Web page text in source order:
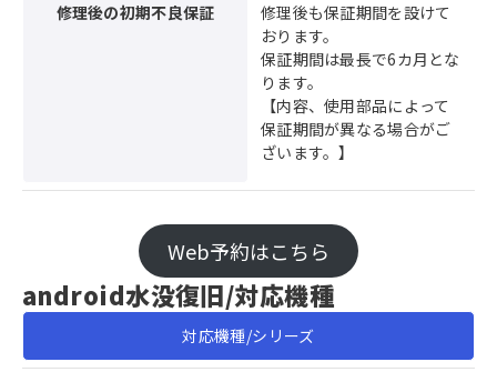
修理後の初期不良保証
修理後も保証期間を設けて
おります。
保証期間は最長で6カ月とな
ります。
【内容、使用部品によって
保証期間が異なる場合がご
ざいます。】
Web予約はこちら
android水没復旧/対応機種
対応機種/シリーズ